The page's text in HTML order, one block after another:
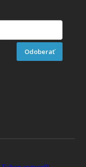
Odoberať